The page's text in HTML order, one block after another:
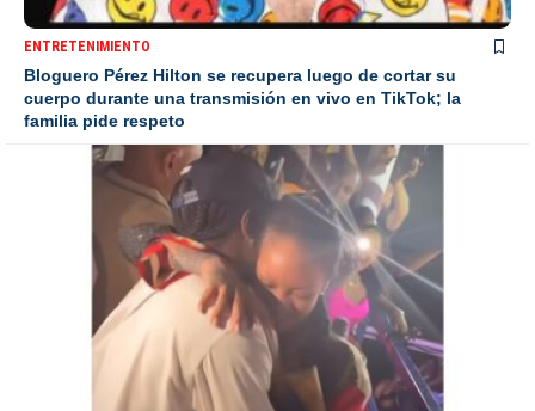
ENTRETENIMIENTO
Bloguero Pérez Hilton se recupera luego de cortar su
cuerpo durante una transmisión en vivo en TikTok; la
familia pide respeto